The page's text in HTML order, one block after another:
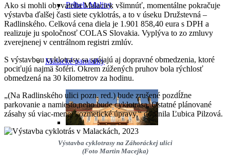
Príbeh Maliny
Malacké pamiatky
Ako si mohli obyvatelia Malaciek všimnúť, momentálne pokračuje
výstavba ďalšej časti siete cyklotrás, a to v úseku Družstevná –
Radlinského. Celková cena diela je 1.901 858,40 eura s DPH a
realizuje ju spoločnosť COLAS Slovakia. Vyplýva to zo zmluvy
zverejnenej v centrálnom registri zmlúv.
S výstavbou cyklotrasy sa spájajú aj dopravné obmedzenia, ktoré
pociťujú najmä šoféri. Okrem zúžených pruhov bola rýchlosť
obmedzená na 30 kilometrov za hodinu.
„(Na Radlinského ulici pozn. red.) bude zrušené pozdĺžne
parkovanie a namiesto neho bude cyklotrasa. Ostatné plánované
zásahy sú viac-menej kozmetické úpravy,“ doplnila Ľubica Pilzová.
Výstavba cyklotrasy na Záhoráckej ulici
(Foto Martin Macejka)